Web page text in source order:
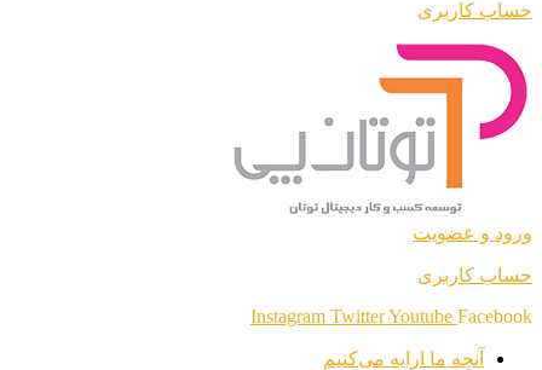
حساب کاربری
ورود و عضویت
حساب کاربری
Instagram TwitterYoutube Facebook
آنچه ما ارایه می‌کنیم